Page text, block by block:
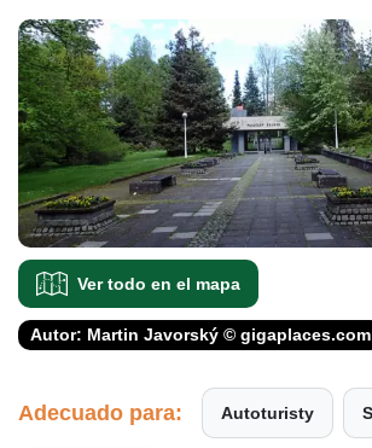
Ver todo en el mapa
Autor: Martin Javorský © gigaplaces.com
Adecuado para: Autoturisty